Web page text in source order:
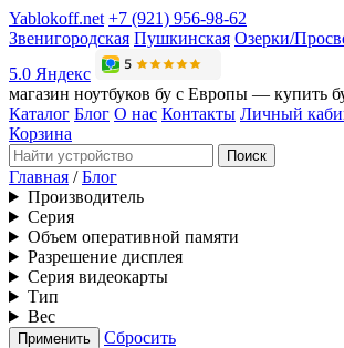
Yablokoff.net +7 (921) 956-98-62
Звенигородская Пушкинская Озерки/
5.0 Яндекс
магазин ноутбуков бу с Европы — купить
Каталог Блог О нас Контакты Личный
Корзина
Поиск
Главная / Блог
Производитель
Серия
Объем оперативной памяти
Разрешение дисплея
Серия видеокарты
Тип
Вес
Применить Сбросить